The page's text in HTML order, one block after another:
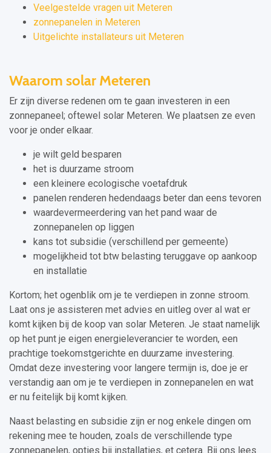
Veelgestelde vragen uit Meteren
zonnepanelen in Meteren
Uitgelichte installateurs uit Meteren
Waarom solar Meteren
Er zijn diverse redenen om te gaan investeren in een
zonnepaneel; oftewel solar Meteren. We plaatsen ze even
voor je onder elkaar.
je wilt geld besparen
het is duurzame stroom
een kleinere ecologische voetafdruk
panelen renderen hedendaags beter dan eens tevoren
waardevermeerdering van het pand waar de
zonnepanelen op liggen
kans tot subsidie (verschillend per gemeente)
mogelijkheid tot btw belasting teruggave op aankoop
en installatie
Kortom; het ogenblik om je te verdiepen in zonne stroom.
Laat ons je assisteren met advies en uitleg over al wat er
komt kijken bij de koop van solar Meteren. Je staat namelijk
op het punt je eigen energieleverancier te worden, een
prachtige toekomstgerichte en duurzame investering.
Omdat deze investering voor langere termijn is, doe je er
verstandig aan om je te verdiepen in zonnepanelen en wat
er nu feitelijk bij komt kijken.
Naast belasting en subsidie zijn er nog enkele dingen om
rekening mee te houden, zoals de verschillende type
zonnepanelen, opties bij installaties, et cetera. Bij ons lees